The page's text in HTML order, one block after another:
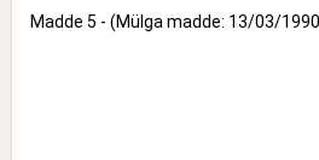
Madde 5 - (Mülga madde: 13/03/